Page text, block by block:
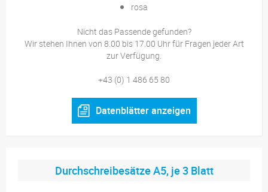
rosa
Nicht das Passende gefunden?
Wir stehen Ihnen von 8.00 bis 17.00 Uhr für Fragen jeder Art
zur Verfügung.
+43 (0) 1 486 65 80
Datenblätter anzeigen
Durchschreibesätze A5, je 3 Blatt